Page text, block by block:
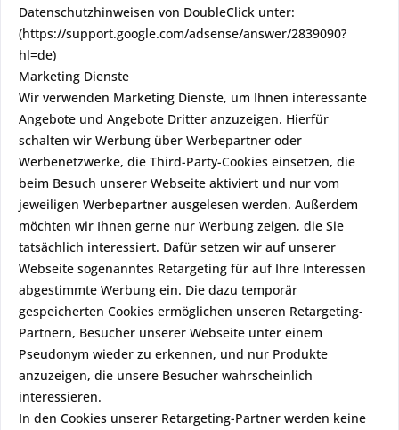
Datenschutzhinweisen von DoubleClick unter:
(https://support.google.com/adsense/answer/2839090?
hl=de)
Marketing Dienste
Wir verwenden Marketing Dienste, um Ihnen interessante
Angebote und Angebote Dritter anzuzeigen. Hierfür
schalten wir Werbung über Werbepartner oder
Werbenetzwerke, die Third-Party-Cookies einsetzen, die
beim Besuch unserer Webseite aktiviert und nur vom
jeweiligen Werbepartner ausgelesen werden. Außerdem
möchten wir Ihnen gerne nur Werbung zeigen, die Sie
tatsächlich interessiert. Dafür setzen wir auf unserer
Webseite sogenanntes Retargeting für auf Ihre Interessen
abgestimmte Werbung ein. Die dazu temporär
gespeicherten Cookies ermöglichen unseren Retargeting-
Partnern, Besucher unserer Webseite unter einem
Pseudonym wieder zu erkennen, und nur Produkte
anzuzeigen, die unsere Besucher wahrscheinlich
interessieren.
In den Cookies unserer Retargeting-Partner werden keine